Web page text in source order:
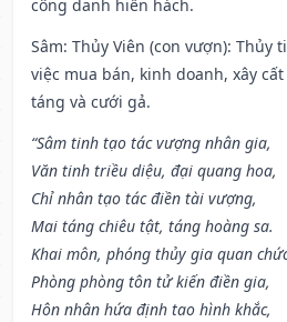
công danh hiển hách.
Sâm: Thủy Viên (con vượn): Thủy
việc mua bán, kinh doanh, xây
táng và cưới gả.
“Sâm tinh tạo tác vượng nhân gia,
Văn tinh triều diệu, đại quang hoa,
Chỉ nhân tạo tác điền tài vượng,
Mai táng chiêu tật, táng hoàng sa.
Khai môn, phóng thủy gia quan
Phòng phòng tôn tử kiến điền gia,
Hôn nhân hứa định tao hình khắc,